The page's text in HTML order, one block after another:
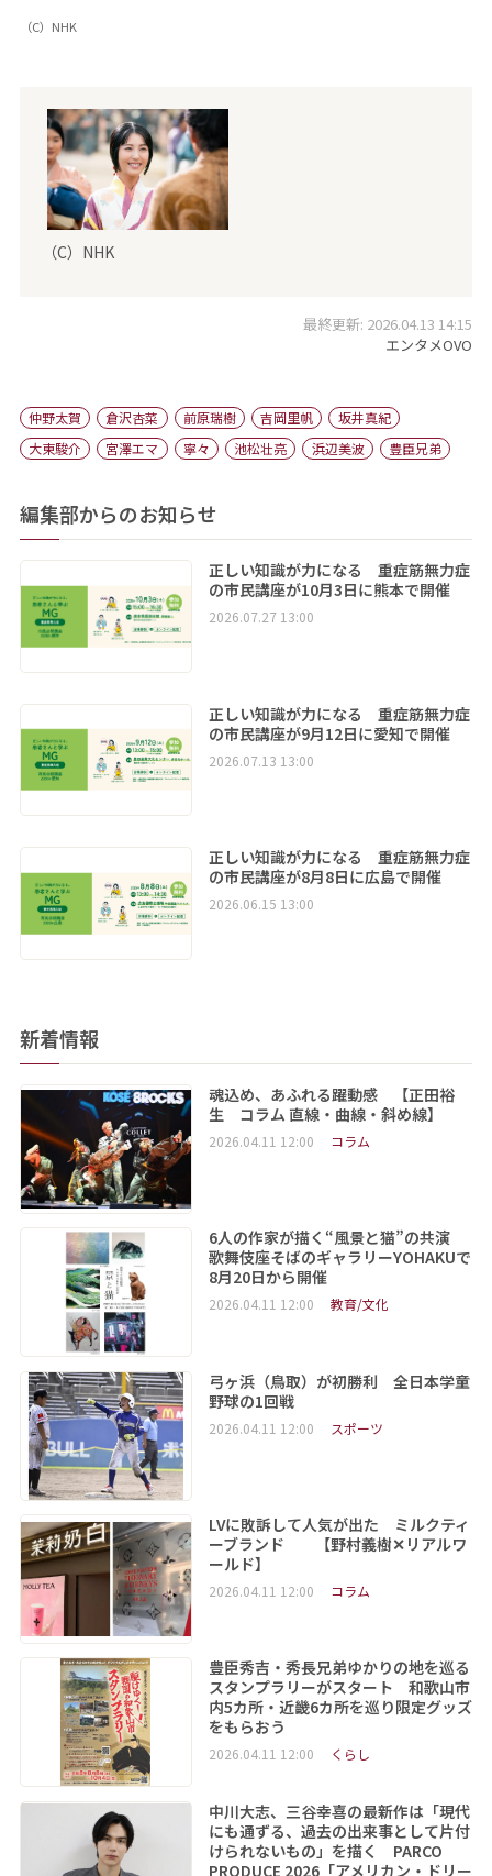
（C）NHK
（C）NHK
最終更新: 2026.04.13 14:15
エンタメOVO
仲野太賀 倉沢杏菜 前原瑞樹 吉岡里帆
坂井真紀
大東駿介
宮澤エマ 寧々 池松壮亮 浜辺美波 豊臣兄弟
編集部からのお知らせ
正しい知識が力になる 重症筋無力症
の市民講座が10月3日に熊本で開催
2026.07.27 13:00
正しい知識が力になる 重症筋無力症
の市民講座が9月12日に愛知で開催
2026.07.13 13:00
正しい知識が力になる 重症筋無力症
の市民講座が8月8日に広島で開催
2026.06.15 13:00
新着情報
魂込め、あふれる躍動感 【正田裕
生 コラム 直線・曲線・斜め線】
2026.04.11 12:00 コラム
6人の作家が描く“風景と猫”の共演
歌舞伎座そばのギャラリーYOHAKUで
8月20日から開催
2026.04.11 12:00 教育/文化
弓ヶ浜（鳥取）が初勝利 全日本学童
野球の1回戦
2026.04.11 12:00 スポーツ
LVに敗訴して人気が出た ミルクティ
ーブランド 【野村義樹✕リアルワ
ールド】
2026.04.11 12:00 コラム
豊臣秀吉・秀長兄弟ゆかりの地を巡る
スタンプラリーがスタート 和歌山市
内5カ所・近畿6カ所を巡り限定グッズ
をもらおう
2026.04.11 12:00 くらし
中川大志、三谷幸喜の最新作は「現代
にも通ずる、過去の出来事として片付
けられないもの」を描く PARCO
PRODUCE 2026「アメリカン・ドリー